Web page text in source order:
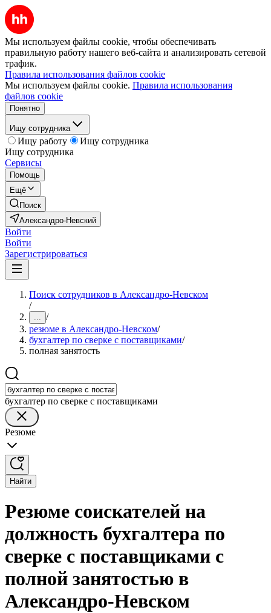
Мы используем файлы cookie, чтобы обеспечивать
правильную работу нашего веб-сайта и анализировать сетевой
трафик.
Правила использования файлов cookie
Мы используем файлы cookie. Правила использования
файлов cookie
Понятно
Ищу сотрудника
Ищу работу
Ищу сотрудника
Ищу сотрудника
Сервисы
Помощь
Ещё
Поиск
Александро-Невский
Войти
Войти
Зарегистрироваться
Поиск сотрудников в Александро-Невском
/
... /
резюме в Александро-Невском/
бухгалтер по сверке с поставщиками/
полная занятость
бухгалтер по сверке с поставщиками
Резюме
Найти
Резюме соискателей на
должность бухгалтера по
сверке с поставщиками с
полной занятостью в
Александро-Невском